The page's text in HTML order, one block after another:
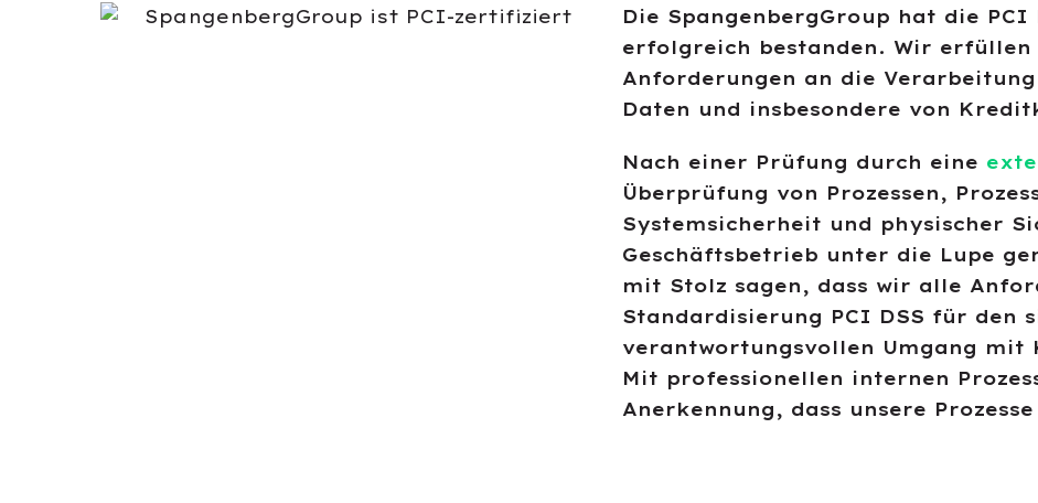
Die SpangenbergGroup hat die
erfolgreich bestanden. Wir
Anforderungen an die Verarbeitung
Daten und insbesondere von
Nach einer Prüfung durch eine
Überprüfung von Prozessen,
Systemsicherheit und physischer
Geschäftsbetrieb unter die Lupe
mit Stolz sagen, dass wir alle
Standardisierung PCI DSS für den
verantwortungsvollen Umgang
Mit professionellen internen
Anerkennung, dass unsere